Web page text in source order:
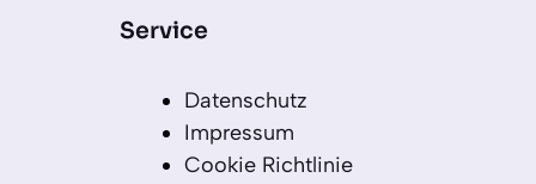
Service
Datenschutz
Impressum
Cookie Richtlinie